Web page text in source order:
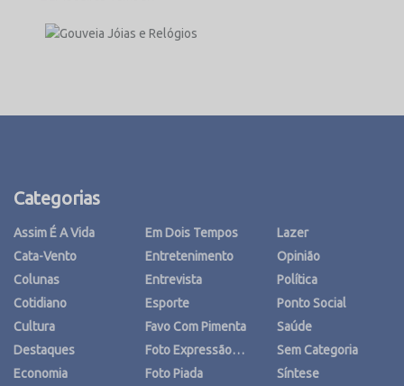
Categorias
Assim É A Vida
Cata-Vento
Colunas
Cotidiano
Cultura
Destaques
Economia
Em Dois Tempos
Entretenimento
Entrevista
Esporte
Favo Com Pimenta
Foto Expressão…
Foto Piada
Lazer
Opinião
Política
Ponto Social
Saúde
Sem Categoria
Síntese